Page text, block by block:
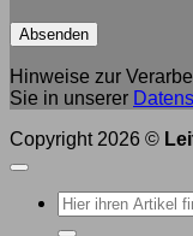
Hinweise zur
Sie in unserer
Copyright 2026 ©
Suche
nach: